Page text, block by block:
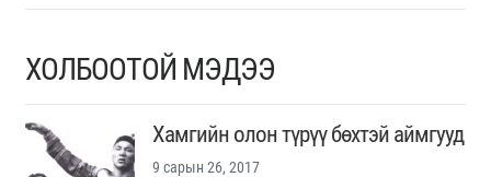
ХОЛБООТОЙ МЭДЭЭ
Хамгийн олон түрүү бөхтэй аймгууд
9 сарын 26, 2017